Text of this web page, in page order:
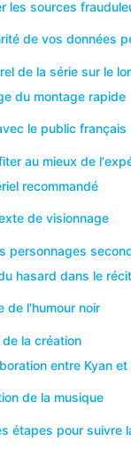
les sources
de vos données
de la série sur le
du montage rapide
le public français
au mieux de
recommandé
de visionnage
personnages
hasard dans le récit
de l'humour noir
la création
entre Kyan et
de la musique
étapes pour suivre